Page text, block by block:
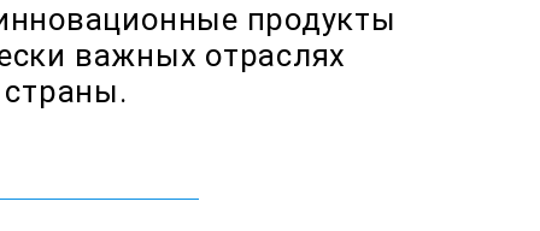
продукты
важных отраслях